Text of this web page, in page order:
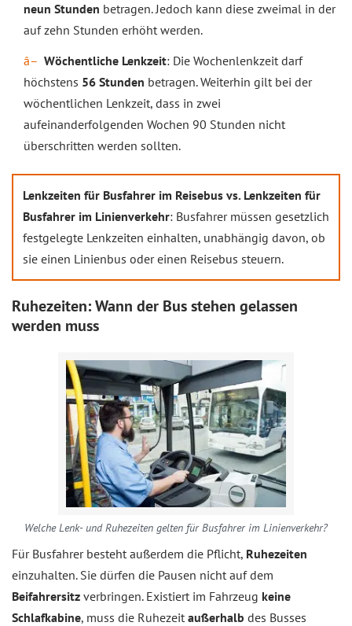
neun Stunden betragen. Jedoch kann diese zweimal in der
auf zehn Stunden erhöht werden.
Wöchentliche Lenkzeit: Die Wochenlenkzeit darf
höchstens 56 Stunden betragen. Weiterhin gilt bei der
wöchentlichen Lenkzeit, dass in zwei
aufeinanderfolgenden Wochen 90 Stunden nicht
überschritten werden sollten.
Lenkzeiten für Busfahrer im Reisebus vs. Lenkzeiten für
Busfahrer im Linienverkehr: Busfahrer müssen gesetzlich
festgelegte Lenkzeiten einhalten, unabhängig davon, ob
sie einen Linienbus oder einen Reisebus steuern.
Ruhezeiten: Wann der Bus stehen gelassen
werden muss
Welche Lenk- und Ruhezeiten gelten für Busfahrer im Linienverkehr?
Für Busfahrer besteht außerdem die Pflicht, Ruhezeiten
einzuhalten. Sie dürfen die Pausen nicht auf dem
Beifahrersitz verbringen. Existiert im Fahrzeug keine
Schlafkabine, muss die Ruhezeit außerhalb des Busses